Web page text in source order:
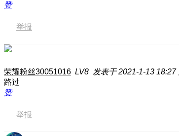
赞
举报
荣耀粉丝30051016 LV8 发表于 2021-1-13 18:27
路过
赞
举报